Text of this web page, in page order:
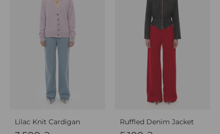
Lilac Knit Cardigan Ruffled Denim Jacket